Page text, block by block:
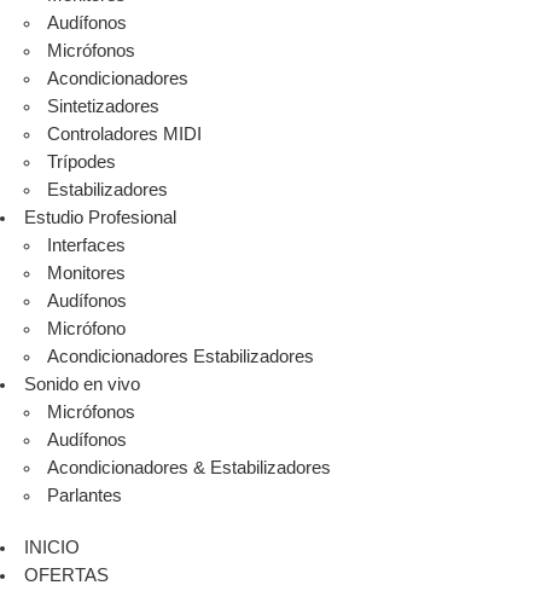
Audífonos
Micrófonos
Acondicionadores
Sintetizadores
Controladores MIDI
Trípodes
Estabilizadores
Estudio Profesional
Interfaces
Monitores
Audífonos
Micrófono
Acondicionadores Estabilizadores
Sonido en vivo
Micrófonos
Audífonos
Acondicionadores & Estabilizadores
Parlantes
INICIO
OFERTAS